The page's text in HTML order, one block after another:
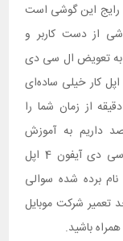
از تعمیرات رایج این گوشی است
از دست کاربر و
به تعویض ال سی دی
4 می‌شوند. تعویض ال سی دی آیفون 4 اپل کار خیلی ساده‌ای
و احتمالا چیزی در حدود 45 الی 90 دقیقه از زمان شما را
داریم به آموزش
تصویری و مرحله به مرحله نحوه تعویض ال سی دی آیفون 4 اپل
برده شده سوالی
تعمیر شرکت موبایل
باشید.